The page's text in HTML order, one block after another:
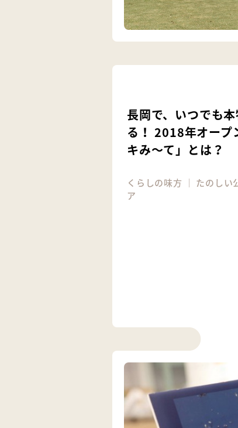
長岡で、いつでも
る！ 2018年オープ
キみ～て」とは？
くらしの味方 ｜ たのしい
ア